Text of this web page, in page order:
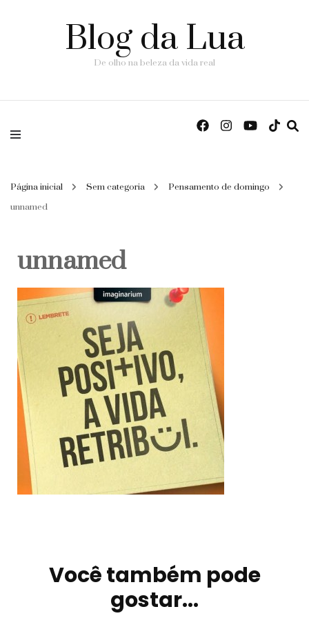
Blog da Lua
De olho na beleza da vida real
Página inicial Sem categoria
Pensamento de domingo
unnamed
unnamed
Você também pode
gostar...